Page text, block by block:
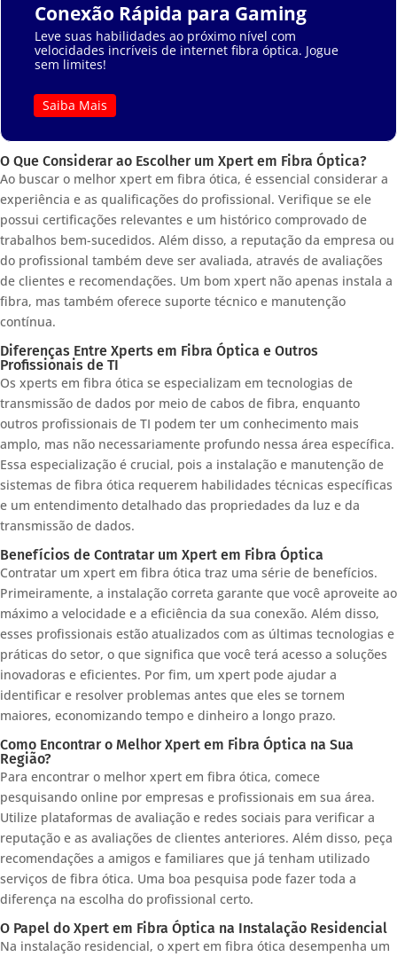
Conexão Rápida para Gaming
Leve suas habilidades ao próximo nível com
velocidades incríveis de internet fibra óptica. Jogue
sem limites!
Saiba Mais
O Que Considerar ao Escolher um Xpert em Fibra Óptica?
Ao buscar o melhor xpert em fibra ótica, é essencial considerar a
experiência e as qualificações do profissional. Verifique se ele
possui certificações relevantes e um histórico comprovado de
trabalhos bem-sucedidos. Além disso, a reputação da empresa ou
do profissional também deve ser avaliada, através de avaliações
de clientes e recomendações. Um bom xpert não apenas instala a
fibra, mas também oferece suporte técnico e manutenção
contínua.
Diferenças Entre Xperts em Fibra Óptica e Outros
Profissionais de TI
Os xperts em fibra ótica se especializam em tecnologias de
transmissão de dados por meio de cabos de fibra, enquanto
outros profissionais de TI podem ter um conhecimento mais
amplo, mas não necessariamente profundo nessa área específica.
Essa especialização é crucial, pois a instalação e manutenção de
sistemas de fibra ótica requerem habilidades técnicas específicas
e um entendimento detalhado das propriedades da luz e da
transmissão de dados.
Benefícios de Contratar um Xpert em Fibra Óptica
Contratar um xpert em fibra ótica traz uma série de benefícios.
Primeiramente, a instalação correta garante que você aproveite ao
máximo a velocidade e a eficiência da sua conexão. Além disso,
esses profissionais estão atualizados com as últimas tecnologias e
práticas do setor, o que significa que você terá acesso a soluções
inovadoras e eficientes. Por fim, um xpert pode ajudar a
identificar e resolver problemas antes que eles se tornem
maiores, economizando tempo e dinheiro a longo prazo.
Como Encontrar o Melhor Xpert em Fibra Óptica na Sua
Região?
Para encontrar o melhor xpert em fibra ótica, comece
pesquisando online por empresas e profissionais em sua área.
Utilize plataformas de avaliação e redes sociais para verificar a
reputação e as avaliações de clientes anteriores. Além disso, peça
recomendações a amigos e familiares que já tenham utilizado
serviços de fibra ótica. Uma boa pesquisa pode fazer toda a
diferença na escolha do profissional certo.
O Papel do Xpert em Fibra Óptica na Instalação Residencial
Na instalação residencial, o xpert em fibra ótica desempenha um